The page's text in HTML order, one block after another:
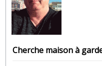
Cherche maison à